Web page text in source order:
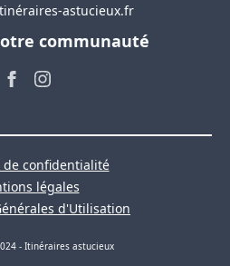
astucieux.fr
communauté
confidentialité
légales
d'Utilisation
- Itinéraires astucieux